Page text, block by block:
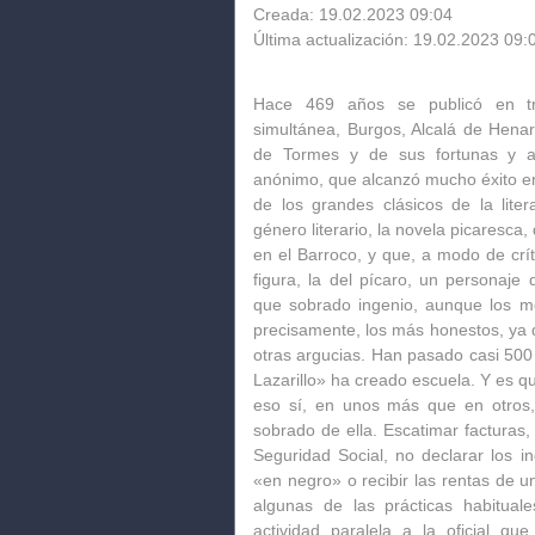
Creada: 19.02.2023 09:04
Última actualización: 19.02.2023
Hace 469 años se publicó en
simultánea, Burgos, Alcalá de
de Tormes y de sus fortunas y
anónimo, que alcanzó mucho éxito
de los grandes clásicos de la
género literario, la novela
en el Barroco, y que, a modo de
figura, la del pícaro, un personaje
que sobrado ingenio, aunque los
precisamente, los más honestos, ya
otras argucias. Han pasado casi
Lazarillo» ha creado escuela. Y es
eso sí, en unos más que en
sobrado de ella . Escatimar
Seguridad Social, no declarar los
«en negro» o recibir las rentas de
algunas de las prácticas
actividad paralela a la oficial